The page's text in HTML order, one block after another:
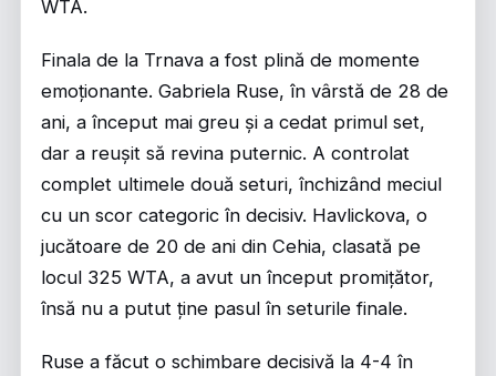
WTA.
Finala de la Trnava a fost plină de momente
emoționante. Gabriela Ruse, în vârstă de 28 de
ani, a început mai greu și a cedat primul set,
dar a reușit să revina puternic. A controlat
complet ultimele două seturi, închizând meciul
cu un scor categoric în decisiv. Havlickova, o
jucătoare de 20 de ani din Cehia, clasată pe
locul 325 WTA, a avut un început promițător,
însă nu a putut ține pasul în seturile finale.
Ruse a făcut o schimbare decisivă la 4-4 în